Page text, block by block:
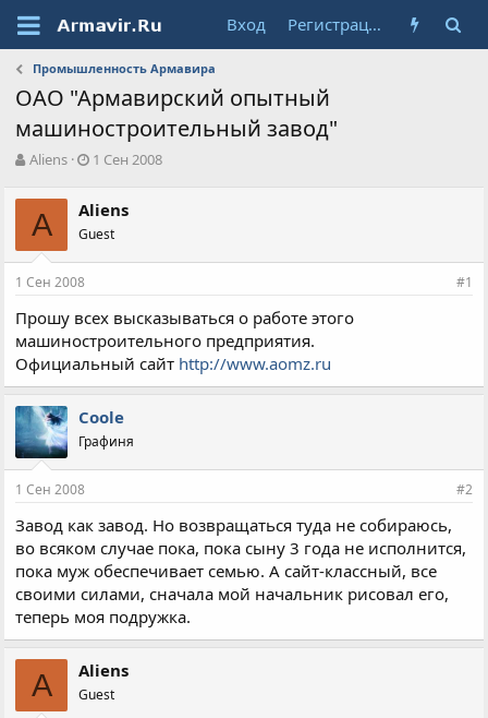
Вход Регистрация
Промышленность Армавира
ОАО "Армавирский опытный
машиностроительный завод"
А
т
р
т
е
ы
Aliens
Д
а
н
л
а
1 Сен 2008
A Aliens
Guest
1 Сен 2008 #1
Прошу всех высказываться о работе этого
машиностроительного предприятия.
Официальный сайт http://www.aomz.ru
Coole
Графиня
1 Сен 2008 #2
Завод как завод. Но возвращаться туда не собираюсь,
во всяком случае пока, пока сыну 3 года не исполнится,
пока муж обеспечивает семью. А сайт-классный, все
своими силами, сначала мой начальник рисовал его,
теперь моя подружка.
A Aliens
Guest